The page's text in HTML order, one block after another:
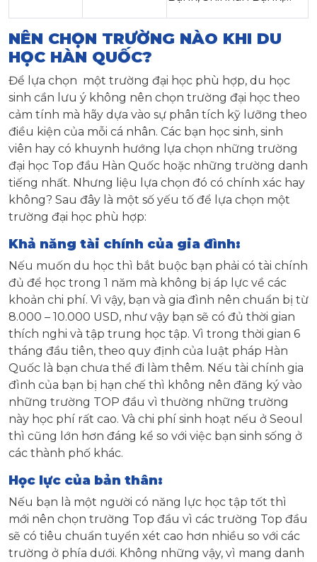
NÊN CHỌN TRƯỜNG NÀO KHI DU
HỌC HÀN QUỐC?
Để lựa chọn một trường đại học phù hợp, du học
sinh cần lưu ý không nên chọn trường đại học theo
cảm tính mà hãy dựa vào sự phân tích kỹ lưỡng theo
điều kiện của mỗi cá nhân. Các bạn học sinh, sinh
viên hay có khuynh hướng lựa chọn những trường
đại học Top đầu Hàn Quốc hoặc những trường danh
tiếng nhất. Nhưng liệu lựa chọn đó có chính xác hay
không? Sau đây là một số yếu tố để lựa chọn một
trường đại học phù hợp:
Khả năng tài chính của gia đình:
Nếu muốn du học thì bắt buộc bạn phải có tài chính
đủ để học trong 1 năm mà không bị áp lực về các
khoản chi phí. Vì vậy, bạn và gia đình nên chuẩn bị từ
8.000 – 10.000 USD, như vậy bạn sẽ có đủ thời gian
thích nghi và tập trung học tập. Vì trong thời gian 6
tháng đầu tiên, theo quy định của luật pháp Hàn
Quốc là bạn chưa thể đi làm thêm. Nếu tài chính gia
đình của bạn bị hạn chế thì không nên đăng ký vào
những trường TOP đầu vì thường những trường
này học phí rất cao. Và chi phí sinh hoạt nếu ở Seoul
thì cũng lớn hơn đáng kể so với việc bạn sinh sống ở
các thành phố khác.
Học lực của bản thân:
Nếu bạn là một người có năng lực học tập tốt thì
mới nên chọn trường Top đầu vì các trường Top đầu
sẽ có tiêu chuẩn tuyển xét cao hơn nhiều so với các
trường ở phía dưới. Không những vậy, vì mang danh